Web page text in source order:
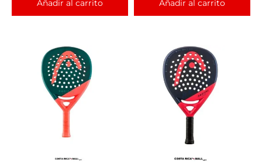
Añadir al carrito Añadir al carrito